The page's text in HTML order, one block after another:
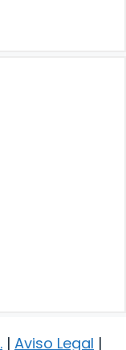
. | Aviso Legal |